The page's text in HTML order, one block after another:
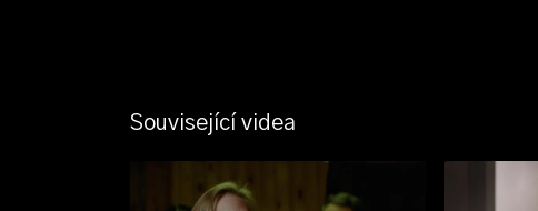
Související videa